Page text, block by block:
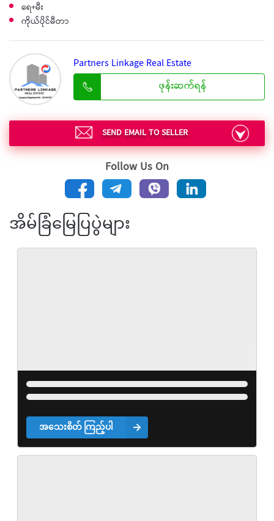
ရေ+မီး
ကိုယ်ပိုင်မီတာ
Partners Linkage Real Estate
ဖုန်းဆက်ရန်
SEND EMAIL TO SELLER
Follow Us On
အိမ်ခြံမြေပြပွဲများ
အသေးစိတ် ကြည့်ပါ